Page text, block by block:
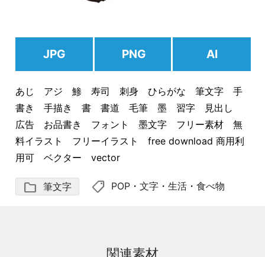
JPG PNG AI
あじ アジ 鯵 寿司 刺身 ひらがな 筆文字 手
書き 手描き 書 書道 毛筆 墨 習字 見出し
広告 お品書き フォント 墨文字 フリー素材 無
料イラスト フリーイラスト free download 商用利
用可 ベクター vector
folder 筆文字 shoppingmode POP ・文字 ・生活 ・食べ物
関連素材